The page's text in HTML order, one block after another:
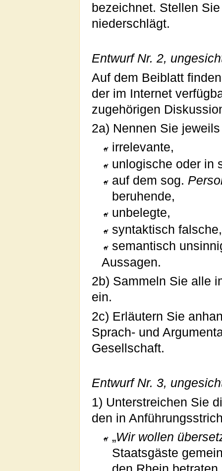
bezeichnet. Stellen
niederschlägt.
Entwurf Nr. 2,
Auf dem Beiblatt
der im Internet
zugehörigen
2a) Nennen Sie
irrelevante,
unlogische oder in
auf dem sog.
beruhende,
unbelegte,
syntaktisch
semantisch
Aussagen.
2b) Sammeln Sie alle
ein.
2c) Erläutern Sie
Sprach- und
Gesellschaft.
Entwurf Nr. 3,
1) Unterstreichen Sie
den in
„Wir wollen
Staatsgäste